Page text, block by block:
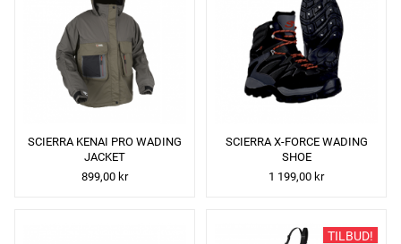
SCIERRA KENAI PRO WADING
JACKET
899,00 kr
SCIERRA X-FORCE WADING
SHOE
1 199,00 kr
TILBUD!